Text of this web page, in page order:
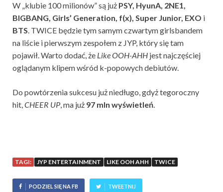
W „klubie 100 milionów” są już PSY, HyunA, 2NE1,
BIGBANG, Girls’ Generation, f(x), Super Junior, EXO i
BTS. TWICE będzie tym samym czwartym girlsbandem
na liście i pierwszym zespołem z JYP, który się tam
pojawił. Warto dodać, że Like OOH-AHH jest najczęściej
oglądanym klipem wśród k-popowych debiutów.
Do powtórzenia sukcesu już niedługo, gdyż tegoroczny
hit,CHEER UP, ma już 97 mln wyświetleń.
TAGI: JYP ENTERTAINMENT LIKE OOH AHH TWICE
PODZIEL SIĘ NA FB TWEETNIJ